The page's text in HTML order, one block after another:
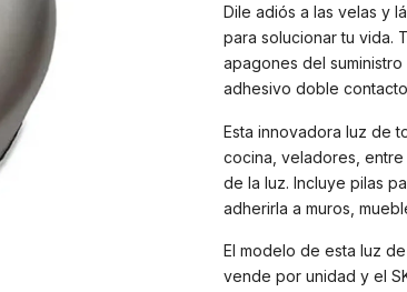
Dile adiós a las velas y
para solucionar tu vida.
apagones del
adhesivo doble
Esta innovadora luz de
cocina, veladores,
de la luz. Incluye pilas
adherirla a muros,
El modelo de esta luz
vende por unidad y el